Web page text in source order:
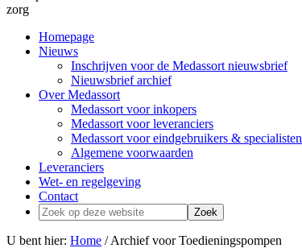
zorg
Homepage
Nieuws
Inschrijven voor de Medassort nieuwsbrief
Nieuwsbrief archief
Over Medassort
Medassort voor inkopers
Medassort voor leveranciers
Medassort voor eindgebruikers & specialisten
Algemene voorwaarden
Leveranciers
Wet- en regelgeving
Contact
Zoek
op
deze
U bent hier: Home / Archief voor Toedieningspompen